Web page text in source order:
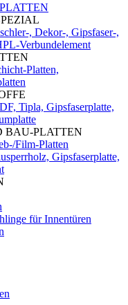
, Dekor-, Gipsfaser-,
Verbundelement
Platten,
Tipla, Gipsfaserplatte,
BAU-PLATTEN
Film-Platten
Gipsfaserplatte,
für Innentüren